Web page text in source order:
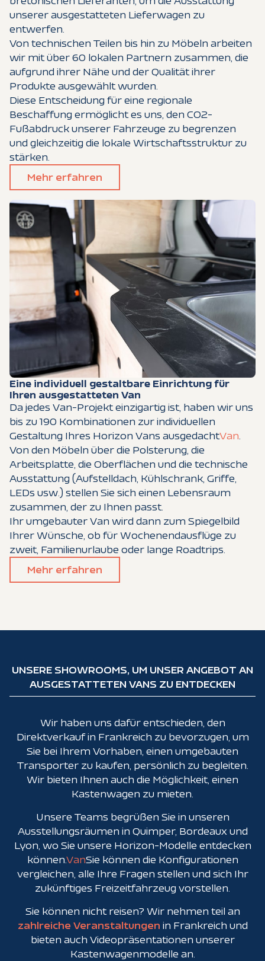
unserer ausgestatteten Lieferwagen zu
entwerfen.
Von technischen Teilen bis hin zu Möbeln arbeiten
wir mit über 60 lokalen Partnern zusammen, die
aufgrund ihrer Nähe und der Qualität ihrer
Produkte ausgewählt wurden.
Diese Entscheidung für eine regionale
Beschaffung ermöglicht es uns, den CO2-
Fußabdruck unserer Fahrzeuge zu begrenzen
und gleichzeitig die lokale Wirtschaftsstruktur zu
stärken.
Mehr erfahren
Eine individuell gestaltbare Einrichtung für
Ihren ausgestatteten Van
Da jedes Van-Projekt einzigartig ist, haben wir uns
bis zu 190 Kombinationen zur individuellen
Gestaltung Ihres Horizon Vans ausgedachtVan
Von den Möbeln über die Polsterung, die
Arbeitsplatte, die Oberflächen und die technische
Ausstattung (Aufstelldach, Kühlschrank, Griffe,
LEDs usw.) stellen Sie sich einen Lebensraum
zusammen, der zu Ihnen passt.
Ihr umgebauter Van wird dann zum Spiegelbild
Ihrer Wünsche, ob für Wochenendausflüge zu
zweit, Familienurlaube oder lange Roadtrips.
Mehr erfahren
UNSERE SHOWROOMS, UM UNSER ANGEBOT AN
AUSGESTATTETEN VANS ZU ENTDECKEN
Wir haben uns dafür entschieden, den
Direktverkauf in Frankreich zu bevorzugen, um
Sie bei Ihrem Vorhaben, einen umgebauten
Transporter zu kaufen, persönlich zu begleiten.
Wir bieten Ihnen auch die Möglichkeit, einen
Kastenwagen zu mieten.
Unsere Teams begrüßen Sie in unseren
Ausstellungsräumen in Quimper, Bordeaux und
Lyon, wo Sie unsere Horizon-Modelle entdecken
können.VanSie können die Konfigurationen
vergleichen, alle Ihre Fragen stellen und sich Ihr
zukünftiges Freizeitfahrzeug vorstellen.
Sie können nicht reisen? Wir nehmen teil an
zahlreiche Veranstaltungen in Frankreich und
bieten auch Videopräsentationen unserer
Kastenwagenmodelle an.